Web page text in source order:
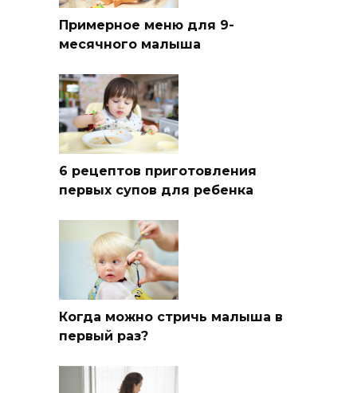
Примерное меню для 9-
месячного малыша
6 рецептов приготовления
первых супов для ребенка
Когда можно стричь малыша в
первый раз?